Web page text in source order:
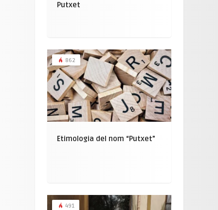
Putxet
862
Etimologia del nom “Putxet”
491